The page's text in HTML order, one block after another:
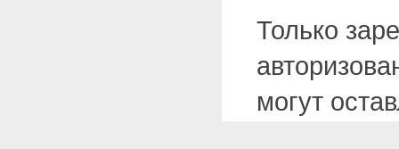
Только
могут